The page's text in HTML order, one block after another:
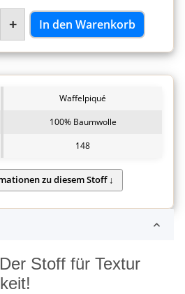
+ In den Warenkorb
Waffelpiqué
100% Baumwolle
148
Stoff für Textur